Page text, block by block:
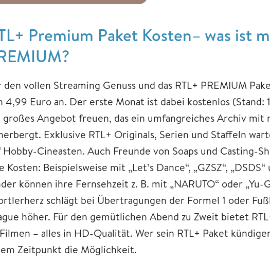
Premium Paket Kosten– was ist
den vollen Streaming Genuss und das RTL+ PREMIUM
4,99 Euro an. Der erste Monat ist dabei kostenlos
großes Angebot freuen, das ein umfangreiches Archiv mit
Exklusive RTL+ Originals, Serien und Staffeln
Hobby-Cineasten. Auch Freunde von Soaps und Casting-
Kosten: Beispielsweise mit „Let’s Dance“, „GZSZ“,
können ihre Fernsehzeit z. B. mit „NARUTO“ oder
schlägt bei Übertragungen der Formel 1 oder
höher. Für den gemütlichen Abend zu Zweit bietet
– alles in HD-Qualität. Wer sein RTL+ Paket
Zeitpunkt die Möglichkeit.